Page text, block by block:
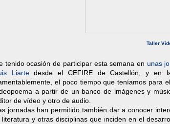
Taller
tenido ocasión de participar esta semana en unas
Liartedesde el CEFIRE de Castellón, y en
el poco tiempo que teníamos para
a partir de un banco de imágenes y
de vídeo y otro de audio.
jornadas han permitido también dar a conocer
literatura y otras disciplinas que inciden en el